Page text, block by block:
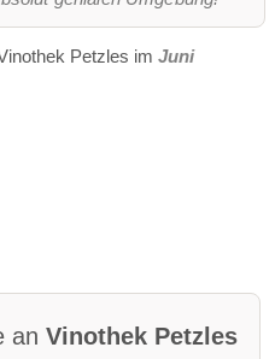
Petzles im Juni
an Vinothek Petzles